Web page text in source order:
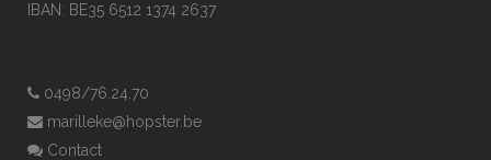
IBAN: BE35 6512 1374 2637
0498/76.24.70
marilleke@hopster.be
Contact